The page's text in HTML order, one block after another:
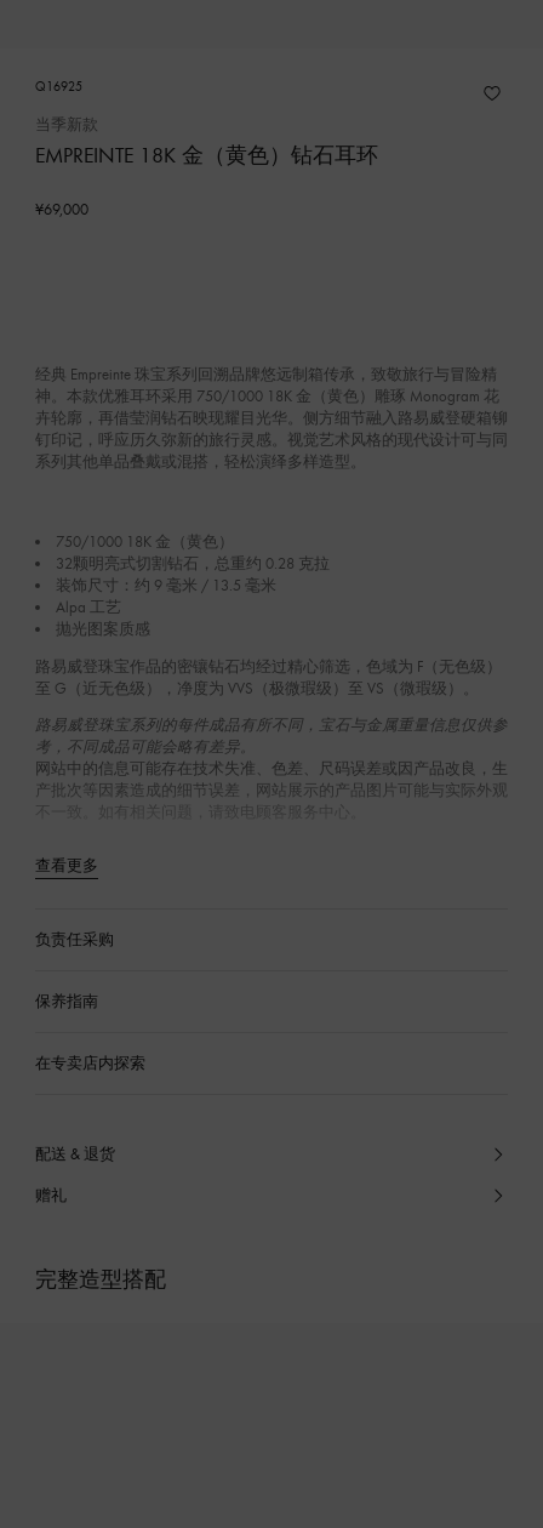
Q16925
当季新款
EMPREINTE 18K 金（黄色）钻石耳环
¥69,000
经典 Empreinte 珠宝系列回溯品牌悠远制箱传承，致敬旅行与冒险精
神。本款优雅耳环采用 750/1000 18K 金（黄色）雕琢 Monogram 花
卉轮廓，再借莹润钻石映现耀目光华。侧方细节融入路易威登硬箱铆
钉印记，呼应历久弥新的旅行灵感。视觉艺术风格的现代设计可与同
系列其他单品叠戴或混搭，轻松演绎多样造型。
750/1000 18K 金（黄色）
32颗明亮式切割钻石，总重约 0.28 克拉
装饰尺寸：约 9 毫米 / 13.5 毫米
Alpa 工艺
抛光图案质感
路易威登珠宝作品的密镶钻石均经过精心筛选，色域为 F（无色级‌）
至 G（近无色级），净度为 VVS（极微瑕级）至 VS（微瑕级）。
路易威登珠宝系列的每件成品有所不同，宝石与金属重量信息仅供参
考，不同成品可能会略有差异。
网站中的信息可能存在技术失准、色差、尺码误差或因产品改良，生
产批次等因素造成的细节误差，网站展示的产品图片可能与实际外观
不一致。如有相关问题，请致电顾客服务中心。
查看更多
负责任采购
保养指南
在专卖店内探索
配送 & 退货
赠礼
完整造型搭配